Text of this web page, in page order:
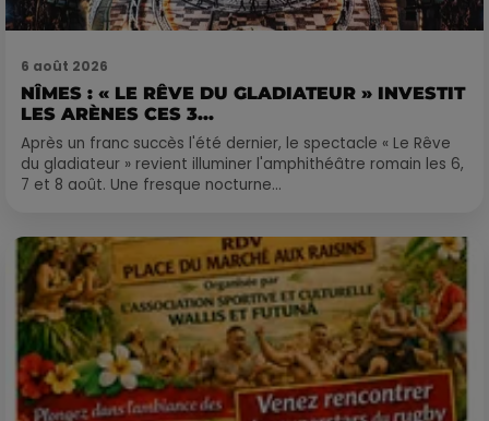
6 août 2026
NÎMES : « LE RÊVE DU GLADIATEUR » INVESTIT
LES ARÈNES CES 3...
Après un franc succès l'été dernier, le spectacle « Le Rêve
du gladiateur » revient illuminer l'amphithéâtre romain les 6,
7 et 8 août. Une fresque nocturne...